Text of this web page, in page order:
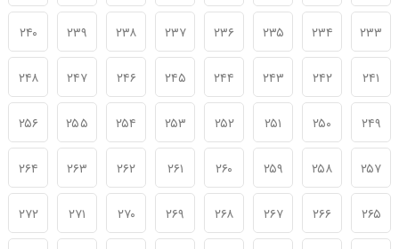
۲۳۳ ۲۳۴ ۲۳۵ ۲۳۶ ۲۳۷ ۲۳۸ ۲۳۹ ۲۴۰
۲۴۱ ۲۴۲ ۲۴۳ ۲۴۴ ۲۴۵ ۲۴۶ ۲۴۷ ۲۴۸
۲۴۹ ۲۵۰ ۲۵۱ ۲۵۲ ۲۵۳ ۲۵۴ ۲۵۵ ۲۵۶
۲۵۷ ۲۵۸ ۲۵۹ ۲۶۰ ۲۶۱ ۲۶۲ ۲۶۳ ۲۶۴
۲۶۵ ۲۶۶ ۲۶۷ ۲۶۸ ۲۶۹ ۲۷۰ ۲۷۱ ۲۷۲